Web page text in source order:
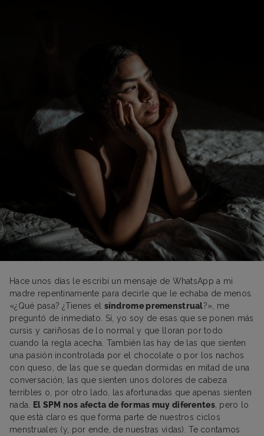
Hace unos días le escribí un mensaje de WhatsApp a mi
madre repentinamente para decirle que le echaba de menos.
«¿Qué pasa? ¿Tienes el síndrome premenstrual?», me
preguntó de inmediato. Sí, yo soy de esas que se ponen más
cursis y cariñosas de lo normal y que lloran por todo
cuando la regla acecha. También las hay de las que sienten
una pasión incontrolada por el chocolate o por los nachos
con queso, de las que se quedan dormidas en mitad de una
conversación, las que sienten unos dolores de cabeza
terribles o, por otro lado, las afortunadas que apenas sienten
nada.
El SPM nos afecta de formas muy diferentes, pero lo
que está claro es que forma parte de nuestros ciclos
menstruales (y, por ende, de nuestras vidas). Te contamos